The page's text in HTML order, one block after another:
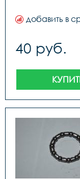
добавить в
40 руб.